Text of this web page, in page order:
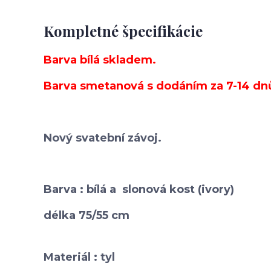
Kompletné špecifikácie
Barva bílá skladem.
Barva smetanová s dodáním za 7-14
Nový svatební závoj.
Barva : bílá a slonová kost (ivory)
délka 75/55 cm
Materiál : tyl